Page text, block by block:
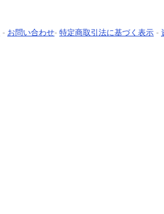
- お問い合わせ- 特定商取引法に基づく表示 -